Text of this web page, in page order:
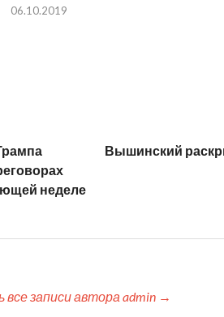
06.10.2019
неделе
Вышинский
записи автора admin →